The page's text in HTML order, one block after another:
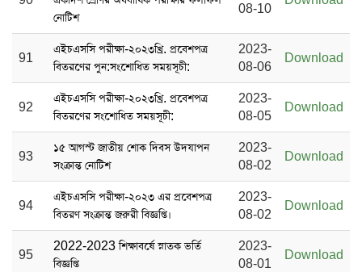
নোটিশ
08-10
91
এইচএসসি পরীক্ষা-২০২৩খ্রি. প্রবেশপত্র
বিতরণের পুন:সংশোধিত সময়সূচী:
2023-
08-06
Download
92
এইচএসসি পরীক্ষা-২০২৩খ্রি. প্রবেশপত্র
বিতরণের সংশোধিত সময়সূচী:
2023-
08-05
Download
93
১৫ আগস্ট জাতীয় শোক দিবস ‍উদযাপন
সংক্রান্ত নোটিশ
2023-
08-02
Download
94
এইচএসসি পরীক্ষা-২০২৩ এর প্রবেশপত্র
বিতরণ সংক্রান্ত জরুরী বিজ্ঞপ্তি।
2023-
08-02
Download
95
2022-2023 শিক্ষাবর্ষে স্নাতক ভর্তি
বিজ্ঞপ্তি
2023-
08-01
Download